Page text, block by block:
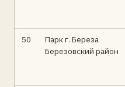
50
Парк г. Береза
Березовский район